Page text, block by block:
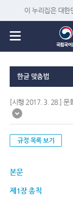
이 누리집은 대한
한글 맞춤법
[시행 2017. 3. 28.] 문
규정 목록 보기
본문
제1장 총칙